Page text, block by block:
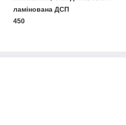
ламінована ДСП
450